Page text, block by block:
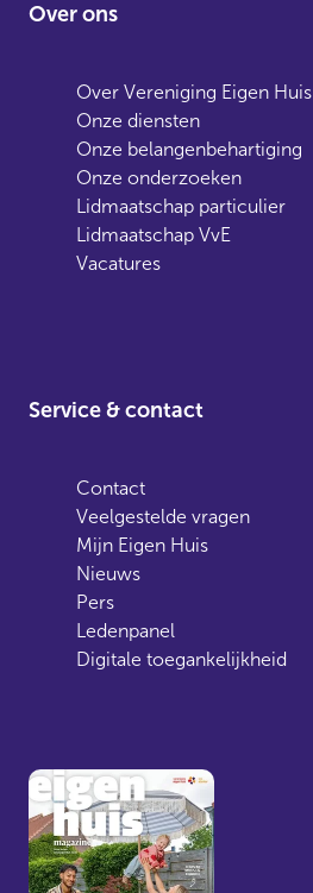
Over ons
Over Vereniging Eigen Huis
Onze diensten
Onze belangenbehartiging
Onze onderzoeken
Lidmaatschap particulier
Lidmaatschap VvE
Vacatures
Service & contact
Contact
Veelgestelde vragen
Mijn Eigen Huis
Nieuws
Pers
Ledenpanel
Digitale toegankelijkheid